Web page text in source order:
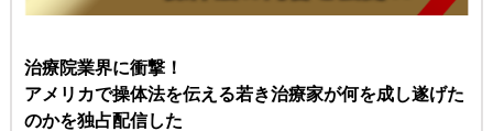
治療院業界に衝撃！
アメリカで操体法を伝える若き治療家が何を成し遂げた
のかを独占配信した